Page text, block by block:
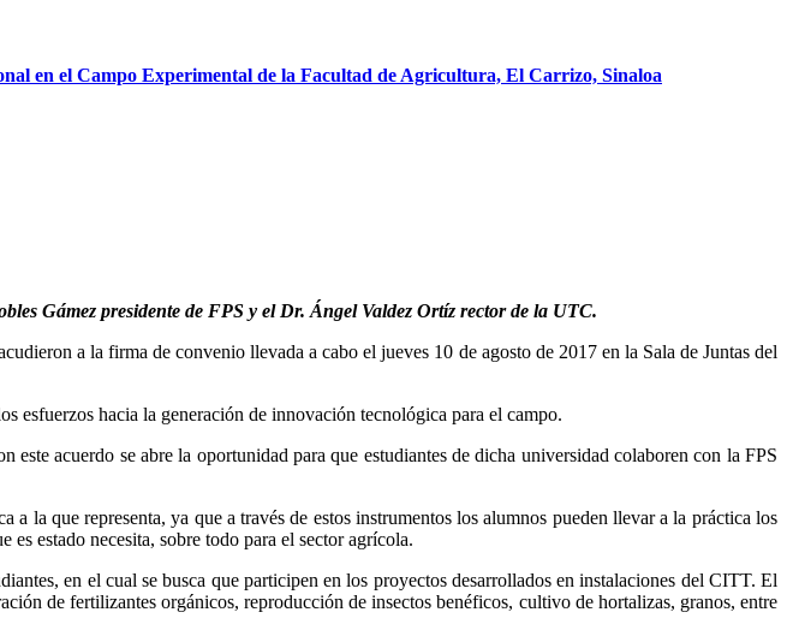
en el Campo Experimental de la Facultad de Agricultura, El Carrizo, Sinaloa
Gámez presidente de FPS y el Dr. Ángel Valdez Ortíz rector de la UTC.
a la firma de convenio llevada a cabo el jueves 10 de agosto de 2017 en la Sala de Juntas del
esfuerzos hacia la generación de innovación tecnológica para el campo.
acuerdo se abre la oportunidad para que estudiantes de dicha universidad colaboren con la FPS
que representa, ya que a través de estos instrumentos los alumnos pueden llevar a la práctica los
estado necesita, sobre todo para el sector agrícola.
en el cual se busca que participen en los proyectos desarrollados en instalaciones del CITT. El
de fertilizantes orgánicos, reproducción de insectos benéficos, cultivo de hortalizas, granos, entre